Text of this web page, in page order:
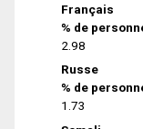
Français
% de
2.98
Russe
% de
1.73